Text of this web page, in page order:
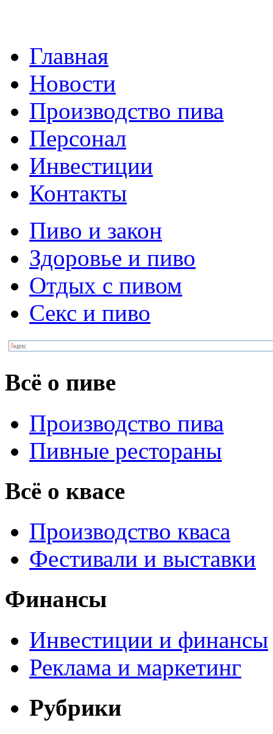
Главная
Новости
Производство пива
Персонал
Инвестиции
Контакты
Пиво и закон
Здоровье и пиво
Отдых с пивом
Секс и пиво
Всё о пиве
Производство пива
Пивные рестораны
Всё о квасе
Производство кваса
Фестивали и выставки
Финансы
Инвестиции и финансы
Реклама и маркетинг
Рубрики